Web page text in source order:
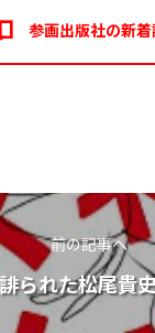
参画出版社の新
前の記事へ
られた松尾貴